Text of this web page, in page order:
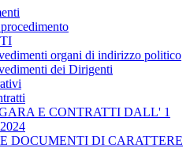
organi di indirizzo politico
dei Dirigenti
E CONTRATTI DALL' 1
DOCUMENTI DI CARATTERE